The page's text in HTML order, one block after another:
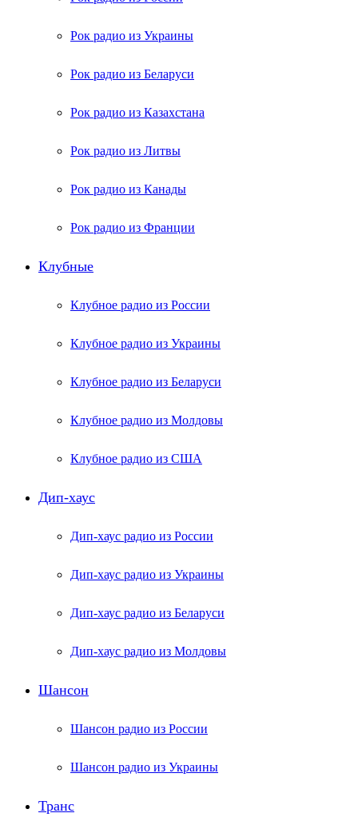
Рок радио из Украины
Рок радио из Беларуси
Рок радио из Казахстана
Рок радио из Литвы
Рок радио из Канады
Рок радио из Франции
Клубные
Клубное радио из России
Клубное радио из Украины
Клубное радио из Беларуси
Клубное радио из Молдовы
Клубное радио из США
Дип-хаус
Дип-хаус радио из России
Дип-хаус радио из Украины
Дип-хаус радио из Беларуси
Дип-хаус радио из Молдовы
Шансон
Шансон радио из России
Шансон радио из Украины
Транс